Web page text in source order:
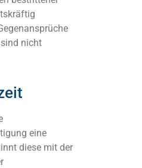
nicht
eine
diese mit der